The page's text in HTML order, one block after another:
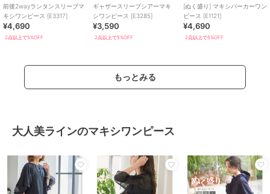
前後2wayランタンスリーブマ
キシワンピース [E3317]
¥4,690
2点以上で5%OFF
ギャザースリーブシアーマキ
シワンピース [E3285]
¥3,590
2点以上で5%OFF
[ぬく盛り] マキシパーカーワン
ピース [E1121]
¥4,690
2点以上で5%OFF
もっとみる
大人美ラインのマキシワンピース